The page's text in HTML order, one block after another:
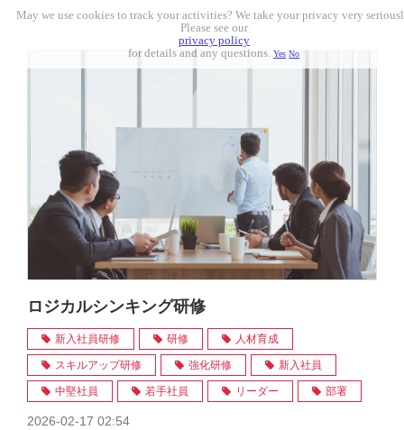
ロジカルシンキング研修
新入社員研修 研修 人材育成
スキルアップ研修 強化研修 新入社員
中堅社員 若手社員 リーダー 部署
2026-02-17 02:54
May we use cookies to track your activities? We take your privacy very
Please see our
privacy policy
for details and any questions.Yes No